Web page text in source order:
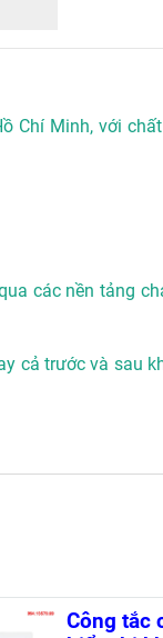
Chí Minh, với
các nền tảng
cả trước và sau
Công tắc